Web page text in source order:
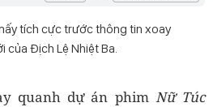
tích cực trước thông tin xoay
của Địch Lệ Nhiệt Ba.
quanh dự án phim Nữ Túc